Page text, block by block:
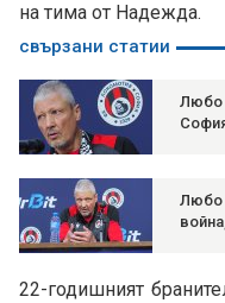
на тима от Надежда.
свързани статии
Любо
Любо
22-годишният